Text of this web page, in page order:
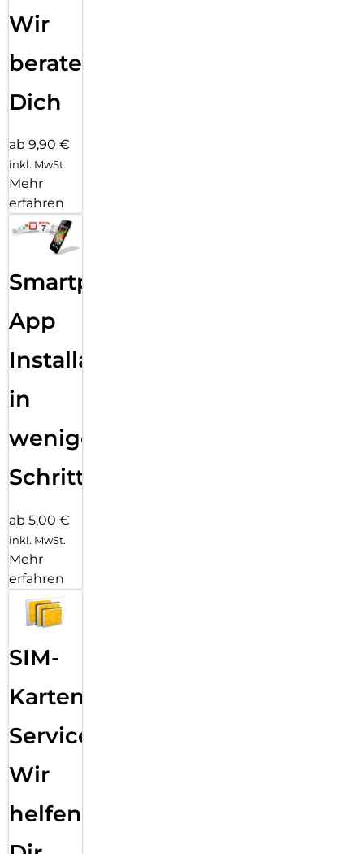
Wir
beraten
Dich
ab 9,90 €
inkl. MwSt.
Mehr
erfahren
Smartphone
App
Installation
in
wenigen
Schritten
ab 5,00 €
inkl. MwSt.
Mehr
erfahren
SIM-
Karten
Service:
Wir
helfen